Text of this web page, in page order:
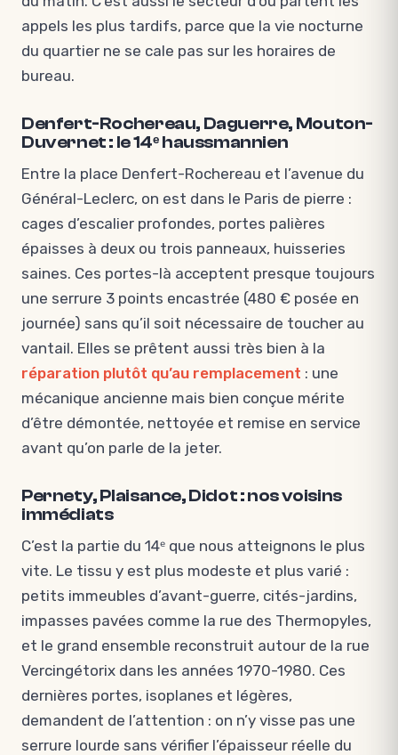
appels les plus tardifs, parce que la vie nocturne
du quartier ne se cale pas sur les horaires de
bureau.
Denfert-Rochereau, Daguerre, Mouton-
Duvernet : le 14ᵉ haussmannien
Entre la place Denfert-Rochereau et l’avenue du
Général-Leclerc, on est dans le Paris de pierre :
cages d’escalier profondes, portes palières
épaisses à deux ou trois panneaux, huisseries
saines. Ces portes-là acceptent presque toujours
une serrure 3 points encastrée (480 € posée en
journée) sans qu’il soit nécessaire de toucher au
vantail. Elles se prêtent aussi très bien à la
réparation plutôt qu’au remplacement : une
mécanique ancienne mais bien conçue mérite
d’être démontée, nettoyée et remise en service
avant qu’on parle de la jeter.
Pernety, Plaisance, Didot : nos voisins
immédiats
C’est la partie du 14ᵉ que nous atteignons le plus
vite. Le tissu y est plus modeste et plus varié :
petits immeubles d’avant-guerre, cités-jardins,
impasses pavées comme la rue des Thermopyles,
et le grand ensemble reconstruit autour de la rue
Vercingétorix dans les années 1970-1980. Ces
dernières portes, isoplanes et légères,
demandent de l’attention : on n’y visse pas une
serrure lourde sans vérifier l’épaisseur réelle du